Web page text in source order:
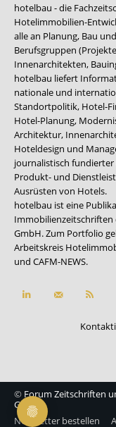
hotelbau - die
Hotelimmobilien-
alle an Planung, Bau
Berufsgruppen
Innenarchitekten,
hotelbau liefert
nationale und
Standortpolitik, Hotel-
Hotel-Planung,
Architektur,
Hoteldesign und
journalistisch
Produkt- und
Ausrüsten von Hotels.
hotelbau ist eine
Immobilienzeitschriften
GmbH. Zum Portfolio
Arbeitskreis
und CAFM-NEWS.
© Forum Zeitschriften
Group
Newsletter bestellen